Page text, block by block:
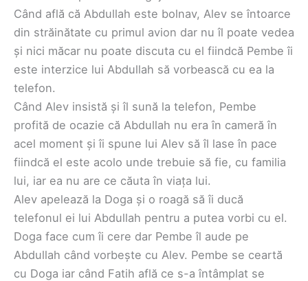
Când află că Abdullah este bolnav, Alev se întoarce
din străinătate cu primul avion dar nu îl poate vedea
și nici măcar nu poate discuta cu el fiindcă Pembe îi
este interzice lui Abdullah să vorbească cu ea la
telefon.
Când Alev insistă și îl sună la telefon, Pembe
profită de ocazie că Abdullah nu era în cameră în
acel moment și îi spune lui Alev să îl lase în pace
fiindcă el este acolo unde trebuie să fie, cu familia
lui, iar ea nu are ce căuta în viața lui.
Alev apelează la Doga și o roagă să îi ducă
telefonul ei lui Abdullah pentru a putea vorbi cu el.
Doga face cum îi cere dar Pembe îl aude pe
Abdullah când vorbește cu Alev. Pembe se ceartă
cu Doga iar când Fatih află ce s-a întâmplat se